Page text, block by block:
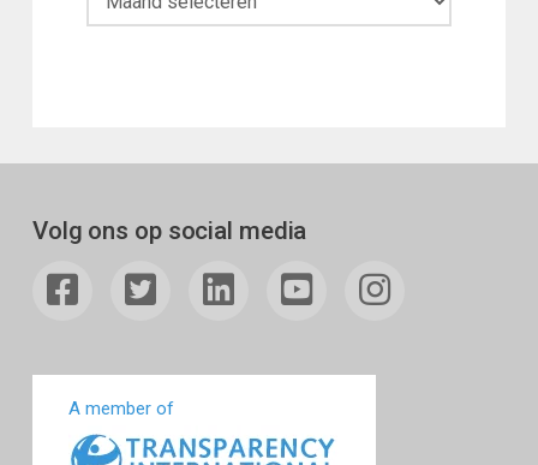
Volg ons op social media
A member of